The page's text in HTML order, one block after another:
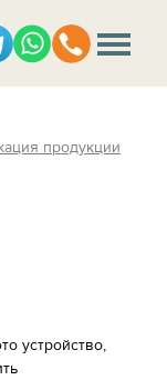
продукции
устройство,